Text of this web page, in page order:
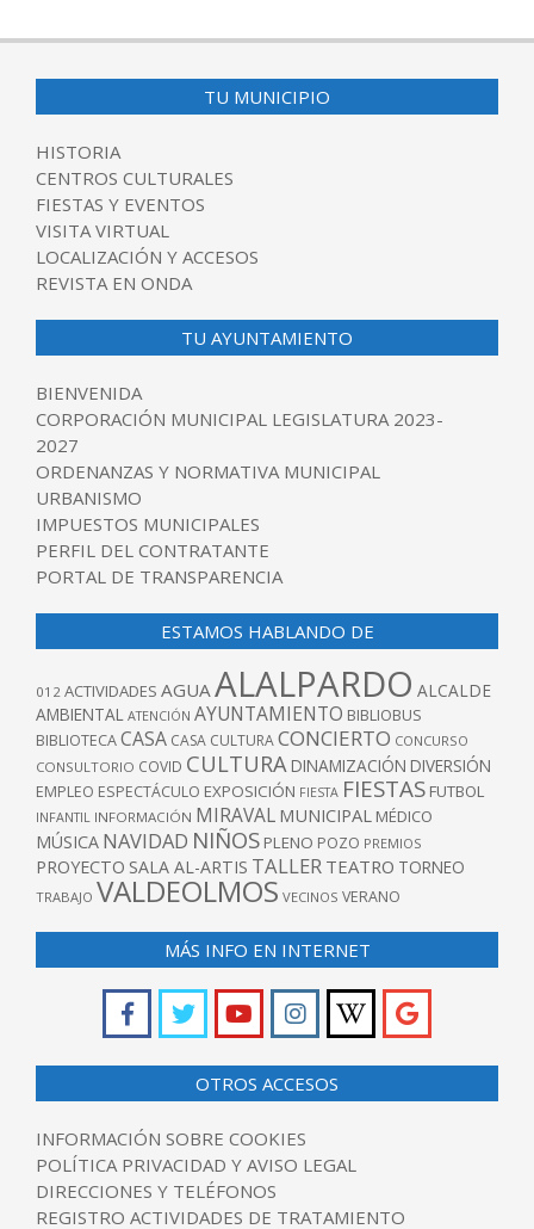
TU MUNICIPIO
HISTORIA
CENTROS CULTURALES
FIESTAS Y EVENTOS
VISITA VIRTUAL
LOCALIZACIÓN Y ACCESOS
REVISTA EN ONDA
TU AYUNTAMIENTO
BIENVENIDA
CORPORACIÓN MUNICIPAL LEGISLATURA 2023-
2027
ORDENANZAS Y NORMATIVA MUNICIPAL
URBANISMO
IMPUESTOS MUNICIPALES
PERFIL DEL CONTRATANTE
PORTAL DE TRANSPARENCIA
ESTAMOS HABLANDO DE
012 ACTIVIDADES AGUA ALALPARDO ALCALDE
AMBIENTAL ATENCIÓN AYUNTAMIENTO BIBLIOBUS
BIBLIOTECACASA CASA CULTURACONCIERTO CONCURSO
CONSULTORIO COVID CULTURA DINAMIZACIÓN DIVERSIÓN
EMPLEO ESPECTÁCULO EXPOSICIÓN FIESTA FIESTAS FUTBOL
INFANTIL INFORMACIÓN MIRAVAL MUNICIPAL MÉDICO
MÚSICA NAVIDAD NIÑOS PLENO POZO PREMIOS
PROYECTO SALA AL-ARTIS TALLER TEATRO TORNEO
TRABAJO VALDEOLMOS VECINOS VERANO
MÁS INFO EN INTERNET
OTROS ACCESOS
INFORMACIÓN SOBRE COOKIES
POLÍTICA PRIVACIDAD Y AVISO LEGAL
DIRECCIONES Y TELÉFONOS
REGISTRO ACTIVIDADES DE TRATAMIENTO